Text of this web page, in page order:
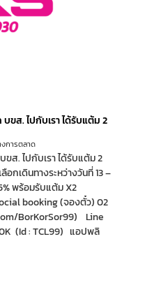
ขส. ไปกับเรา ได้รับแต้ม 2
งการตลาด
ขส. ไปกับเรา ได้รับแต้ม 2
กเดินทางระหว่างวันที่ 13 –
พร้อมรับแต้ม X2
booking (จองตั๋ว) 02
BorKorSor99) Line
(Id : TCL99) แอปพลิ